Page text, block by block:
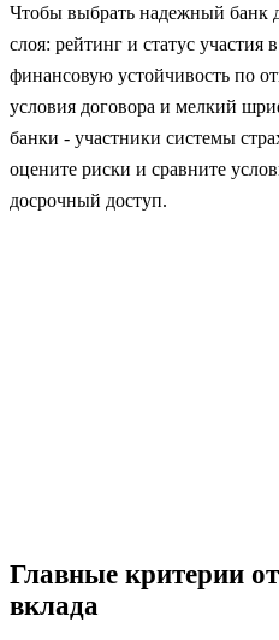
Чтобы выбрать надежный банк
слоя: рейтинг и статус участия
финансовую устойчивость по
условия договора и мелкий
банки - участники системы
оцените риски и сравните
досрочный доступ.
Главные критерии
вклада